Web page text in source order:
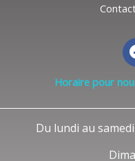
Horaire pour
Du lundi au